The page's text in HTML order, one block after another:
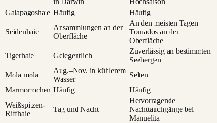
in Darwin
Hochsaison
Galapagoshaie Häufig Häufig
Seidenhaie
Ansammlungen an der
Oberfläche
An den meisten Tagen
Tornados an der
Oberfläche
Tigerhaie
Gelegentlich
Zuverlässig an bestimmten
Seebergen
Mola mola
Aug.–Nov. in kühlerem
Wasser
Selten
Marmorrochen Häufig
Häufig
Weißspitzen-
Riffhaie
Tag und Nacht
Hervorragende
Nachttauchgänge bei
Manuelita